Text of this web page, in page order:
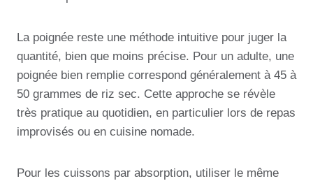
La poignée reste une méthode intuitive pour juger la
quantité, bien que moins précise. Pour un adulte, une
poignée bien remplie correspond généralement à 45 à
50 grammes de riz sec. Cette approche se révèle
très pratique au quotidien, en particulier lors de repas
improvisés ou en cuisine nomade.
Pour les cuissons par absorption, utiliser le même